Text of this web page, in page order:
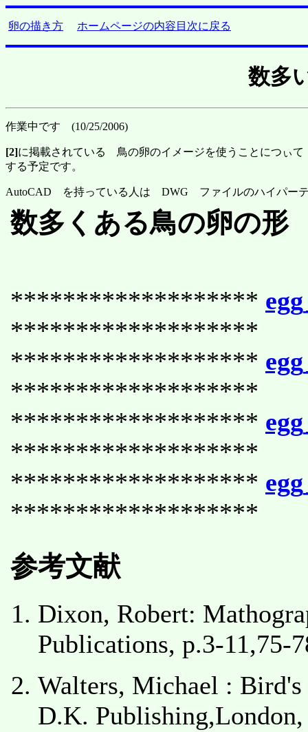
卵の描き方 ホームページの内容目次に戻る
数多
作業中です (10/25/2006)
[2]に掲載されている 鳥の卵のイメージを使うことにつぃ
する予定です。
AutoCAD を持っている人は DWG ファイルのハイパ
数多くある鳥の卵の形
*******************
*******************
*******************
*******************
*******************
*******************
*******************
*******************
参考文献
Dixon, Robert:
Publications, p.3-11,75-
Walters, Michael : Bird's
D.K. Publishing,London,